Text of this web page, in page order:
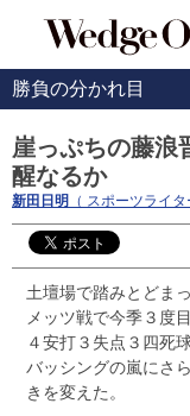
勝負の分かれ目
崖っぷちの藤浪
醒なるか
新田日明 （ スポーツライタ
土壇場で踏みとどま
メッツ戦で今季３度
４安打３失点３四死
バッシングの嵐にさ
きを変えた。